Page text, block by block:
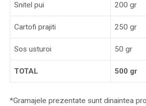
Snitel pui 200 gr
Cartofi prajiti 250 gr
Sos usturoi 50 gr
TOTAL 500 gr
*Gramajele prezentate sunt dinaintea